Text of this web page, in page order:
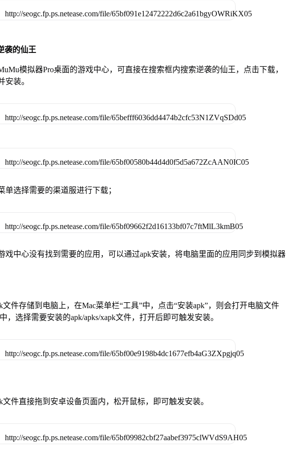
袭的仙王
模拟器Pro桌面的游戏中心，可直接在搜索框内搜索逆袭的仙王，点击下载，
安装。
单选择需要的渠道服进行下载；
戏中心没有找到需要的应用，可以通过apk安装，将电脑里面的应用同步到模拟器
文件存储到电脑上，在Mac菜单栏“工具”中，点击“安装apk”，则会打开电脑文件
，选择需要安装的apk/apks/xapk文件，打开后即可触发安装。
文件直接拖到安卓设备页面内，松开鼠标，即可触发安装。